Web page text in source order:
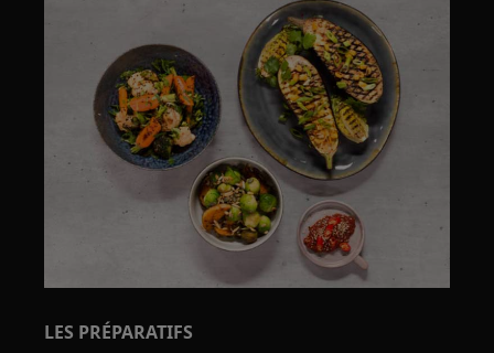
LES PRÉPARATIFS